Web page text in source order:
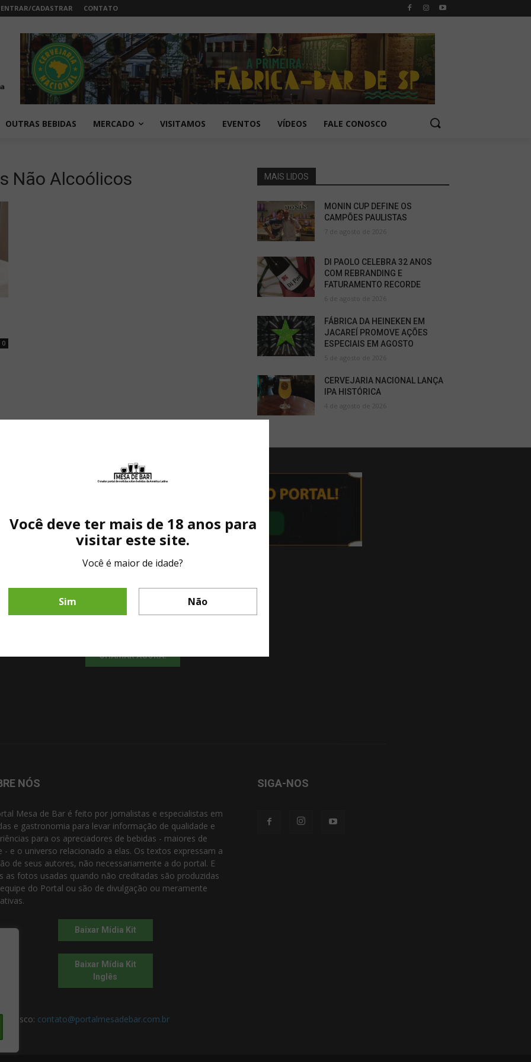
ENTRAR/CADASTRAR CONTATO
OUTRAS BEBIDAS MERCADO VISITAMOS EVENTOS VÍDEOS FALE CONOSCO
Não Alcoólicos
0
MAIS LIDOS
MONIN CUP DEFINE OS
CAMPÕES PAULISTAS
7 de agosto de 2026
DI PAOLO CELEBRA 32 ANOS
COM REBRANDING E
FATURAMENTO RECORDE
6 de agosto de 2026
FÁBRICA DA HEINEKEN EM
JACAREÍ PROMOVE AÇÕES
ESPECIAIS EM AGOSTO
5 de agosto de 2026
CERVEJARIA NACIONAL LANÇA
IPA HISTÓRICA
4 de agosto de 2026
Fale diretamente com nosso representante comercial por whatsapp.
CHAMAR AGORA!
Você deve ter mais de 18 anos para
visitar este site.
Você é maior de idade?
Sim Não
NÓS
Mesa de Bar é feito por jornalistas e especialistas em
e gastronomia para levar informação de qualidade e
para os apreciadores de bebidas - maiores de
- e o universo relacionado a elas. Os textos expressam a
de seus autores, não necessariamente a do portal. E
as fotos usadas quando não creditadas são produzidas
do Portal ou são de divulgação ou meramente
Baixar Mídia Kit
Baixar Mídia Kit
Inglês
contato@portalmesadebar.com.br
SIGA-NOS